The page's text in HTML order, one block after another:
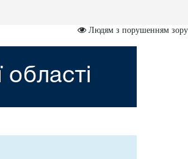
Людям з порушенням зору